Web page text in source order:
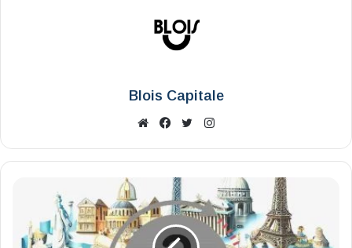
Blois Capitale
WebsiteFacebook
X
actualités